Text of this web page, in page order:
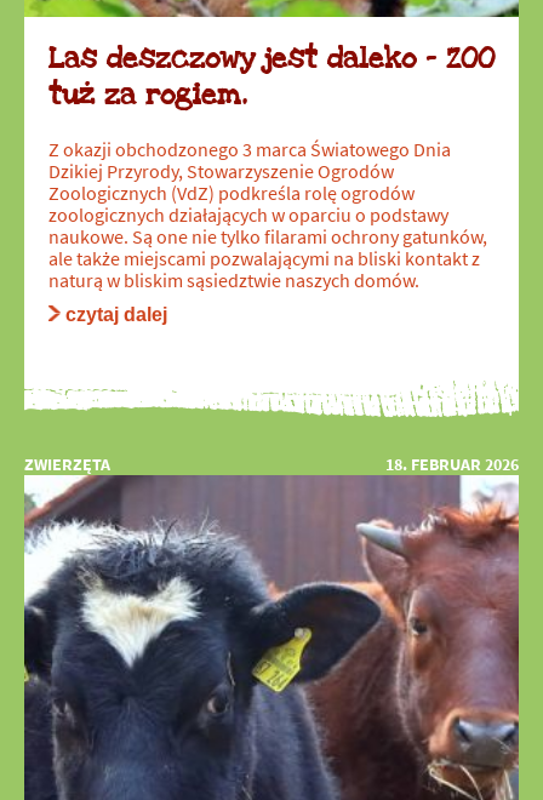
Las deszczowy jest daleko – ZOO
tuż za rogiem.
Z okazji obchodzonego 3 marca Światowego Dnia
Dzikiej Przyrody, Stowarzyszenie Ogrodów
Zoologicznych (VdZ) podkreśla rolę ogrodów
zoologicznych działających w oparciu o podstawy
naukowe. Są one nie tylko filarami ochrony gatunków,
ale także miejscami pozwalającymi na bliski kontakt z
naturą w bliskim sąsiedztwie naszych domów.
czytaj dalej
ZWIERZĘTA 18. FEBRUAR 2026